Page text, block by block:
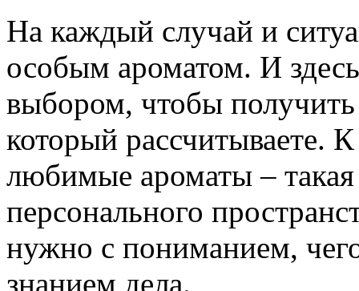
На каждый случай и
особым ароматом. И
выбором, чтобы
который рассчитываете.
любимые ароматы –
персонального
нужно с пониманием,
знанием дела.